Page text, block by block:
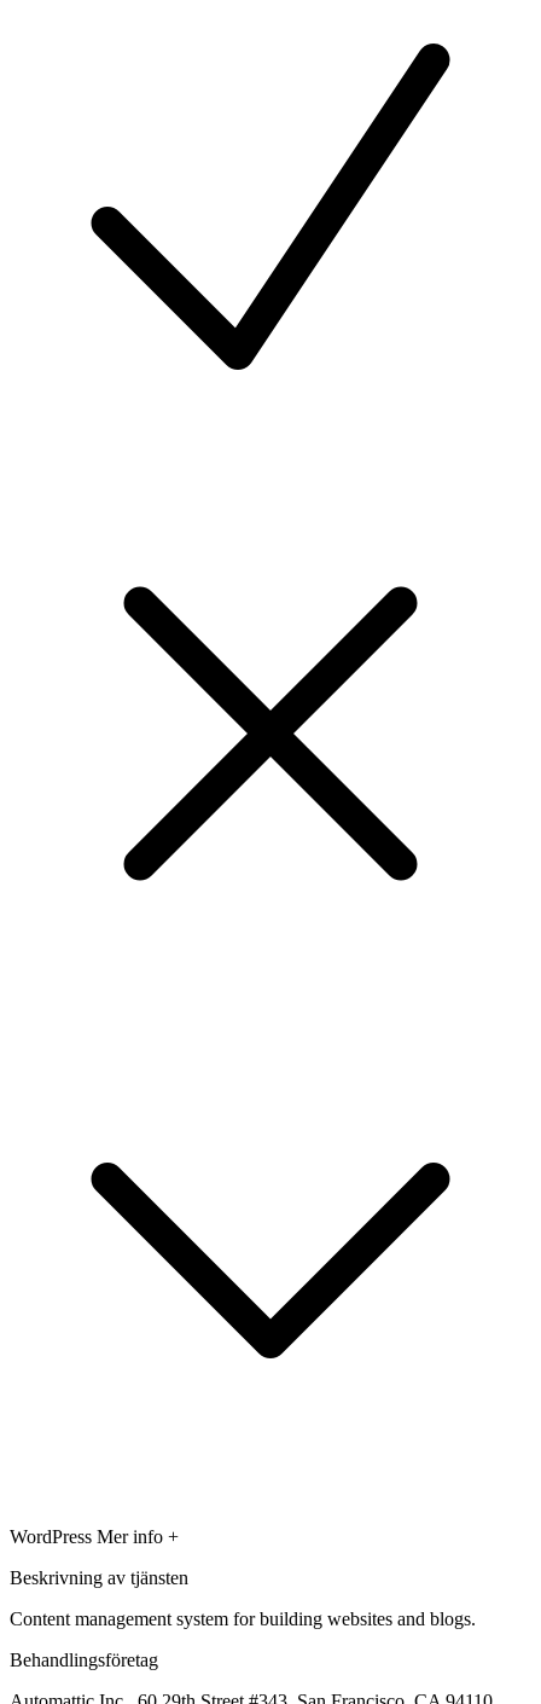
WordPress Mer info +
Beskrivning av tjänsten
Content management system for building websites and blogs.
Behandlingsföretag